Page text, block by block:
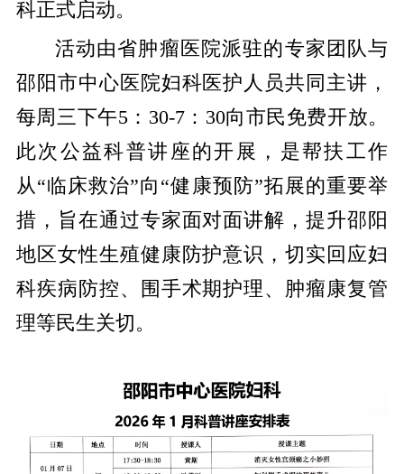
科正式启动。
活动由省肿瘤医院派驻的专家团队与
邵阳市中心医院妇科医护人员共同主讲，
每周三下午5：30-7：30向市民免费开放。
此次公益科普讲座的开展，是帮扶工作
从“临床救治”向“健康预防”拓展的重要举
措，旨在通过专家面对面讲解，提升邵阳
地区女性生殖健康防护意识，切实回应妇
科疾病防控、围手术期护理、肿瘤康复管
理等民生关切。